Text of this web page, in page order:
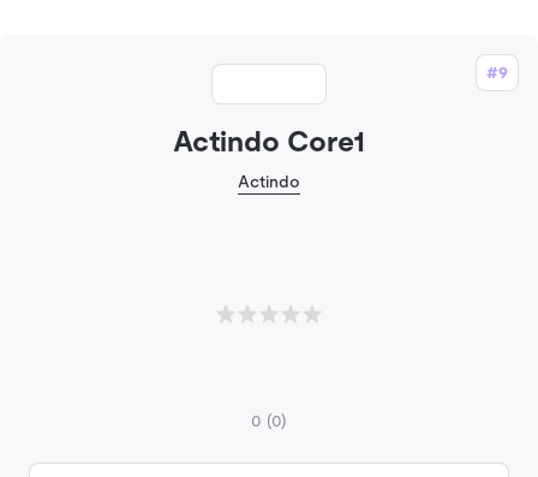
#9
Actindo Core1
Actindo
0 (0)